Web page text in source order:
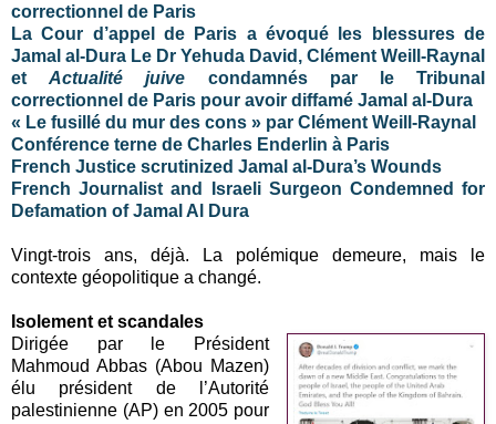
correctionnel de Paris
La Cour d’appel de Paris a évoqué les blessures de
Jamal al-Dura Le Dr Yehuda David, Clément Weill-Raynal
etActualité juive condamnés par le Tribunal
correctionnel de Paris pour avoir diffamé Jamal al-Dura
« Le fusillé du mur des cons » par Clément Weill-Raynal
Conférence terne de Charles Enderlin à Paris
French Justice scrutinized Jamal al-Dura’s Wounds
French Journalist and Israeli Surgeon Condemned for
Defamation of Jamal Al Dura
Vingt-trois ans, déjà. La polémique demeure, mais le
contexte géopolitique a changé.
Isolement et scandales
Dirigée par le Président
Mahmoud Abbas (Abou Mazen)
élu président de l’Autorité
palestinienne (AP) en 2005 pour